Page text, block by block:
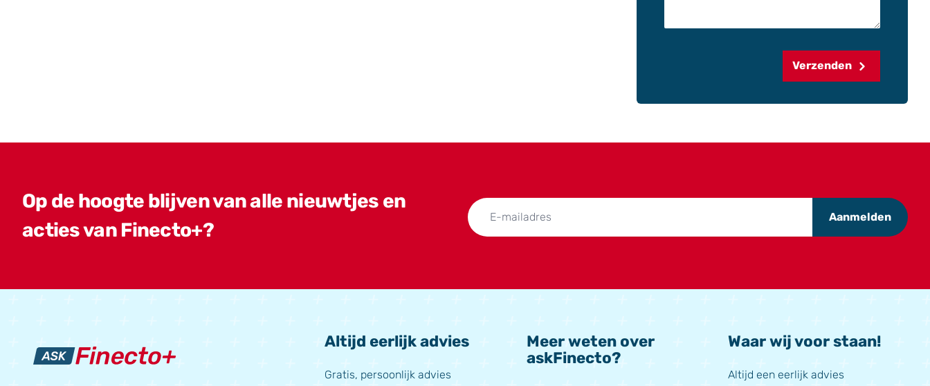
Verzenden
Op de hoogte blijven van alle nieuwtjes en
acties van Finecto+?
Aanmelden
Altijd eerlijk advies
Gratis, persoonlijk advies
Meer weten over
askFinecto?
Waar wij voor staan!
Altijd een eerlijk advies